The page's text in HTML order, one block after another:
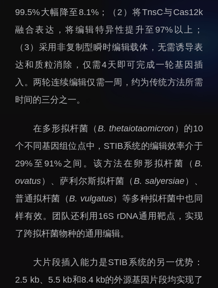
学位培养
学生工作
学生就业
教育动态
体育与健康
讲座信息
交流动态
国合项目
出国境事务
来华指引
下载中心
控股企业
成果超市
合作交流
党建工作
国家高性能医疗器械创
99.5%大幅降至8.1%；（2）将TnsC与Cas12k
融合表达，将编辑特异性提升至97%以上；
（3）采用非复制型瞬时编辑载体，无需诱导表
达和质粒消除，仅需4天即可完成一轮基因插
入。两轮连续编辑仅需一周，约为传统方法所需
时间的三分之一。
在多形拟杆菌（B. thetaiotaomicron ）的10
个不同基因组位点中，STIB系统的编辑效率介于
29%至91%之间。该方法在卵形拟杆菌（ B.
ovatus）、萨利尔斯拟杆菌（B. salyersiae）、
普通拟杆菌（B. vulgatus）等多种拟杆菌中也同
样有效。团队还利用16S rDNA通用靶点，实现
了跨拟杆菌物种的通用编辑。
大片段插入能力是STIB系统的另一优势：
2.5 kb、5.5 kb和8.4 kb的外源基因片段均实现了